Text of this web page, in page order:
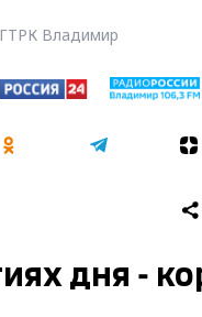
ГТРК Владимир
дня -